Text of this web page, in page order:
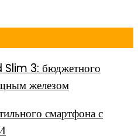
3: бюджетного
железом
смартфона с